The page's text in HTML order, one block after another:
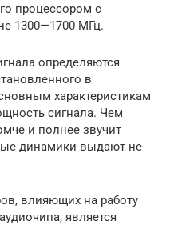
процессором с
1300—1700 МГц.
определяются
в
характеристикам
сигнала. Чем
и полнее звучит
динамики выдают не
влияющих на работу
является